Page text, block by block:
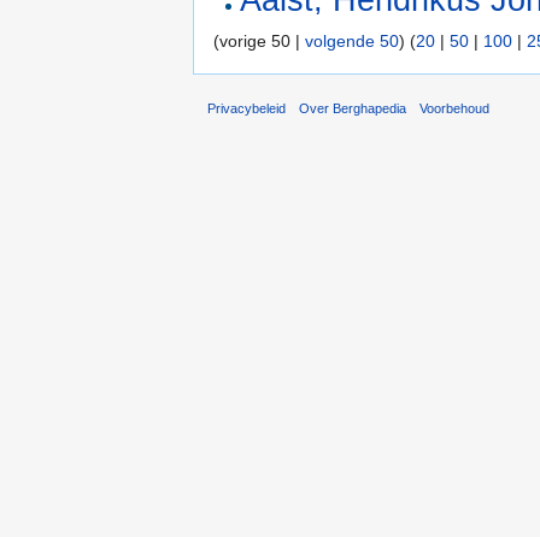
(vorige 50 | volgende 50) (20 | 50 | 100 |
Privacybeleid Over Berghapedia Voorbehoud